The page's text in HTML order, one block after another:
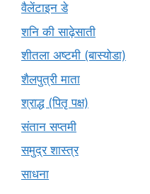
वैलेंटाइन डे
शनि की साढ़ेसाती
शीतला अष्टमी (बास्योडा)
शैलपुत्री माता
श्राद्ध (पितृ पक्ष)
संतान सप्तमी
समुद्र शास्त्र
साधना